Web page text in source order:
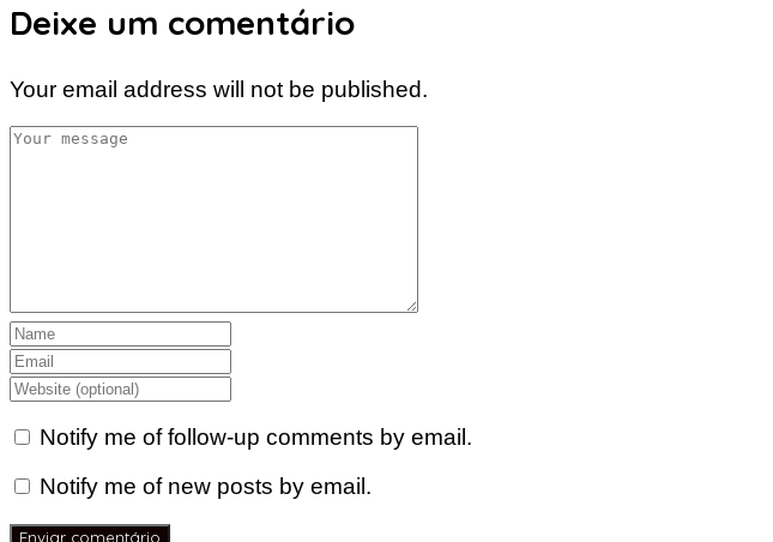
Deixe um comentário
Your email address will not be published.
Notify me of follow-up comments by email.
Notify me of new posts by email.